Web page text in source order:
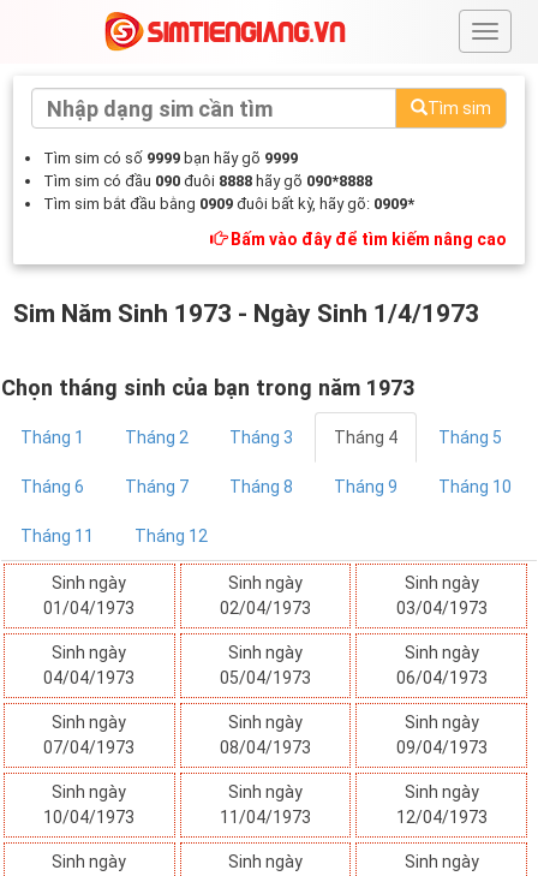
#
Tìm sim
Tìm sim có số 9999 bạn hãy gõ 9999
Tìm sim có đầu 090 đuôi 8888 hãy gõ 090*8888
Tìm sim bắt đầu bằng 0909 đuôi bất kỳ, hãy gõ: 0909*
Bấm vào đây để tìm kiếm nâng cao
Sim Năm Sinh 1973 - Ngày Sinh 1/4/1973
Chọn tháng sinh của bạn trong năm 1973
Tháng 1 Tháng 2 Tháng 3 Tháng 4 Tháng 5
Tháng 6 Tháng 7 Tháng 8 Tháng 9 Tháng 10
Tháng 11 Tháng 12
Sinh ngày
01/04/1973
Sinh ngày
02/04/1973
Sinh ngày
03/04/1973
Sinh ngày
04/04/1973
Sinh ngày
05/04/1973
Sinh ngày
06/04/1973
Sinh ngày
07/04/1973
Sinh ngày
08/04/1973
Sinh ngày
09/04/1973
Sinh ngày
10/04/1973
Sinh ngày
11/04/1973
Sinh ngày
12/04/1973
Sinh ngày
Sinh ngày
Sinh ngày